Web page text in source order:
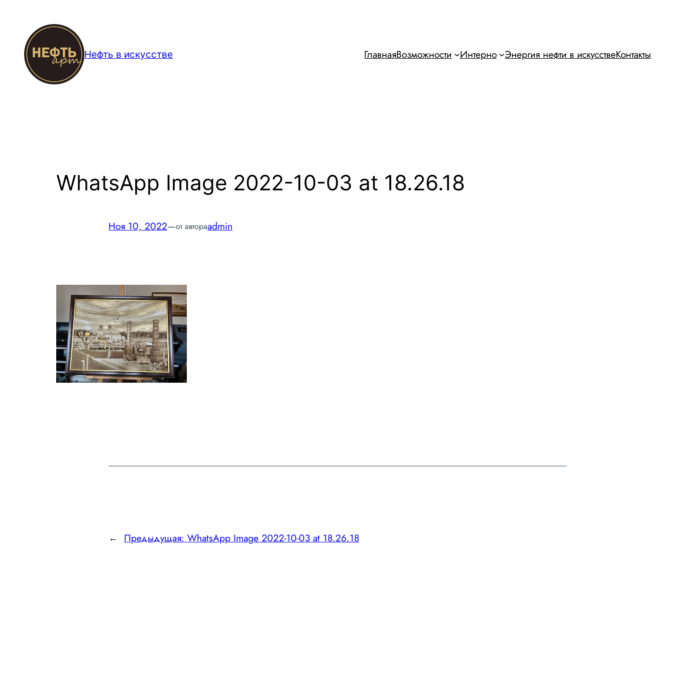
содержимому
Нефть в искусстве ГлавнаяВозможности Интерно Энергия нефти в искусствеКонтакты
WhatsApp Image 2022-10-03 at 18.26.18
Ноя 10, 2022—от автораadmin
← Предыдущая: WhatsApp Image 2022-10-03 at 18.26.18